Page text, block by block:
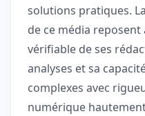
solutions pratiques.
de ce média
vérifiable de ses
analyses et sa
complexes avec
numérique